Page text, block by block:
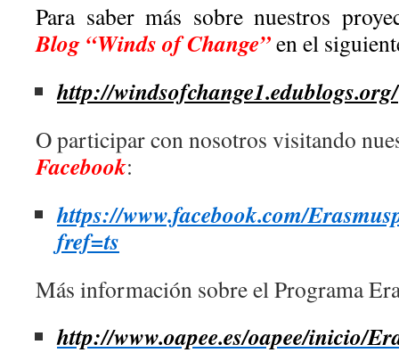
Para saber más sobre nuestros
Blog “Winds of Change”en el
http://windsofchange1.edublogs.org/
O participar con nosotros visitando
Facebook:
https://www.facebook.com/
fref=ts
Más información sobre el Programa
http://www.oapee.es/oapee/inicio/